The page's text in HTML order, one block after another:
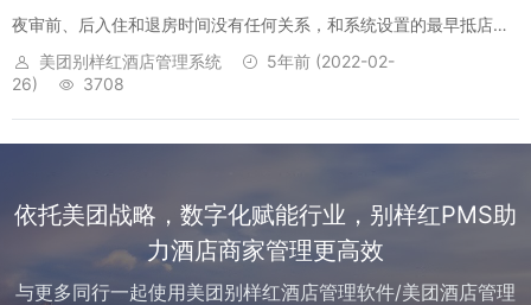
夜审前、后入住和退房时间没有任何关系，和系统设置的最早抵店时
间有关，在最早抵店时间之前入住的订单，默认当日退房。（具体可
搜索“最早抵店”相关知识）①夜审前入住，若订单为当日退房，那么
美团别样红酒店管理系统 5年前 (2022-02-
26)
3708
依托美团战略，数字化赋能行业，别样红PMS助
力酒店商家管理更高效
与更多同行一起使用美团别样红酒店管理软件/美团酒店管理